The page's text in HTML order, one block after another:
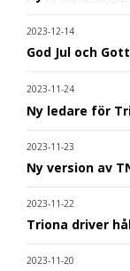
2023-12-14
God Jul och
2023-11-24
Ny ledare för
2023-11-23
Ny version av
2023-11-22
Triona driver
2023-11-20